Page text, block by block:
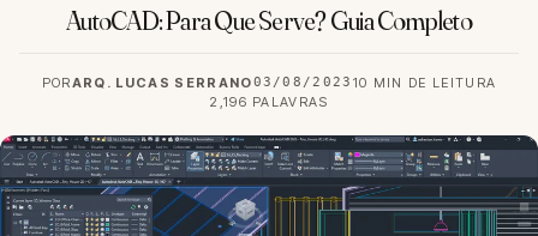
AutoCAD: Para Que Serve? Guia Completo
PORARQ. LUCAS SERRANO03/08/2023 10 MIN DE LEITURA
2,196 PALAVRAS